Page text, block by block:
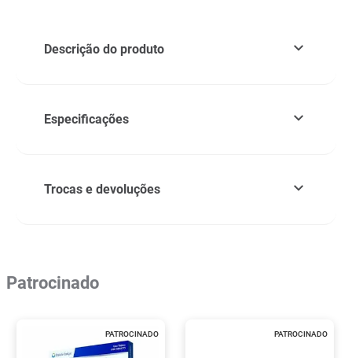
Descrição do produto
Especificações
Trocas e devoluções
Patrocinado
PATROCINADO PATROCINADO